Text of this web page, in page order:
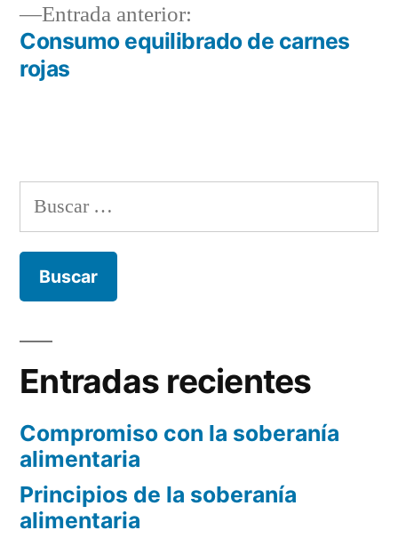
entradas
Entrada anterior:
anterior:
Consumo equilibrado de carnes
rojas
Buscar:
Entradas recientes
Compromiso con la soberanía
alimentaria
Principios de la soberanía
alimentaria